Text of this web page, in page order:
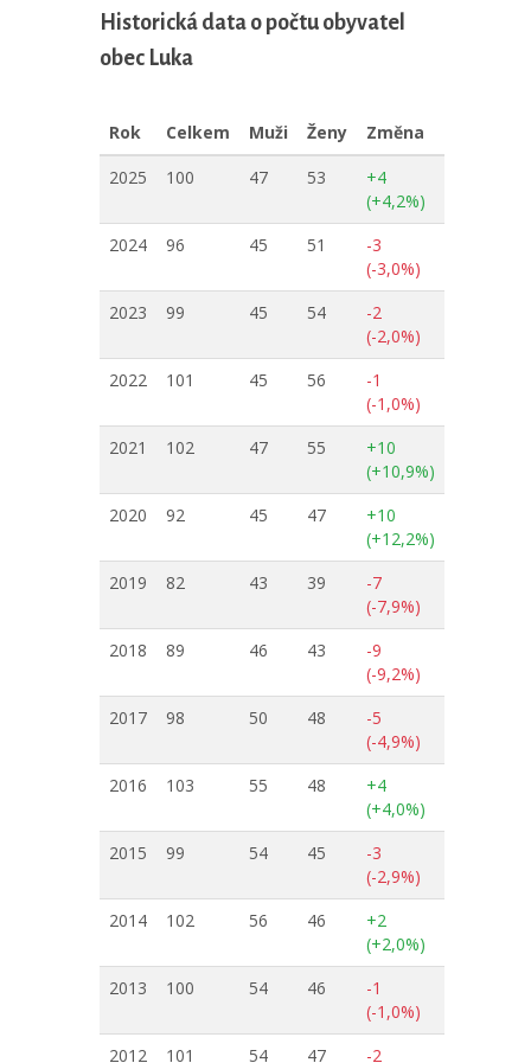
Historická data o počtu obyvatel
obec Luka
Rok Celkem Muži Ženy
Změna
2025
100 47 53
+4
(+4,2%)
2024
96 45 51
-3
(-3,0%)
2023
99 45 54
-2
(-2,0%)
2022
101 45 56
-1
(-1,0%)
2021
102 47 55
+10
(+10,9%)
2020
92 45 47
+10
(+12,2%)
2019
82 43 39
-7
(-7,9%)
2018
89 46 43
-9
(-9,2%)
2017
98 50 48
-5
(-4,9%)
2016
103 55 48
+4
(+4,0%)
2015
99 54 45
-3
(-2,9%)
2014
102 56 46
+2
(+2,0%)
2013
100 54 46
-1
(-1,0%)
2012
101 54 47 -2